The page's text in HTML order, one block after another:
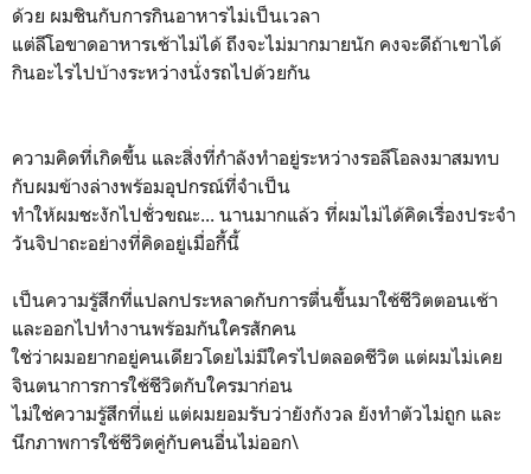
ด้วย ผมชินกับการกินอาหารไม่เป็นเวลา
แต่ลีโอขาดอาหารเช้าไม่ได้ ถึงจะไม่มากมายนัก คงจะดีถ้าเขาได้
กินอะไรไปบ้างระหว่างนั่งรถไปด้วยกัน
ความคิดที่เกิดขึ้น และสิ่งที่กำลังทำอยู่ระหว่างรอลีโอลงมาสมทบ
กับผมข้างล่างพร้อมอุปกรณ์ที่จำเป็น
ทำให้ผมชะงักไปชั่วขณะ... นานมากแล้ว ที่ผมไม่ได้คิดเรื่องประจำ
วันจิปาถะอย่างที่คิดอยู่เมื่อกี้นี้
เป็นความรู้สึกที่แปลกประหลาดกับการตื่นขึ้นมาใช้ชีวิตตอนเช้า
และออกไปทำงานพร้อมกันใครสักคน
ใช่ว่าผมอยากอยู่คนเดียวโดยไม่มีใครไปตลอดชีวิต แต่ผมไม่เคย
จินตนาการการใช้ชีวิตกับใครมาก่อน
ไม่ใช่ความรู้สึกที่แย่ แต่ผมยอมรับว่ายังกังวล ยังทำตัวไม่ถูก และ
นึกภาพการใช้ชีวิตคู่กับคนอื่นไม่ออก\